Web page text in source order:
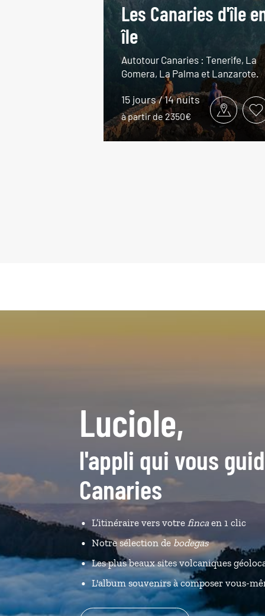
Les Canaries d'île
île
Autotour Canaries : Tenerife, La
Gomera, La Palma et Lanzarote.
15 jours / 14 nuits
à partir de 2350€
Luciole,
l'appli qui vous
Canaries
L’itinéraire vers votre fincaen 1 clic
Notre sélection de bodegas
Les plus beaux sites volcaniques
L'album souvenirs à composer vous-